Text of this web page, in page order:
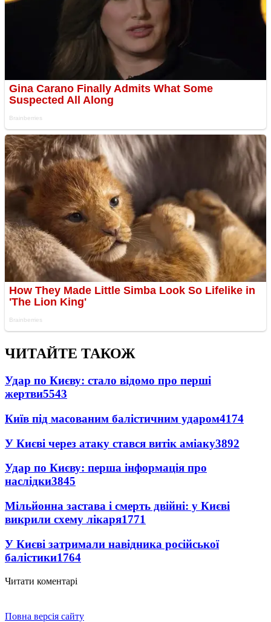
ЧИТАЙТЕ ТАКОЖ
Удар по Києву: стало відомо про перші
жертви5543
Київ під масованим балістичним ударом4174
У Києві через атаку стався витік аміаку3892
Удар по Києву: перша інформація про
наслідки3845
Мільйонна застава і смерть двійні: у Києві
викрили схему лікаря1771
У Києві затримали навідника російської
балістики1764
Читати коментарі
Повна версія сайту